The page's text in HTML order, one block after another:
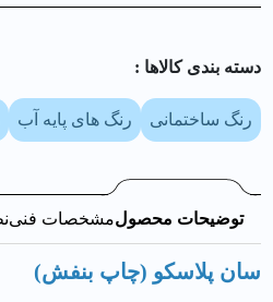
دسته بندی کالا‌ها :
رنگ ساختمانی رنگ های پایه آب
توضیحات محصولمشخصات فنی
سان پلاسکو (چاپ بنفش)